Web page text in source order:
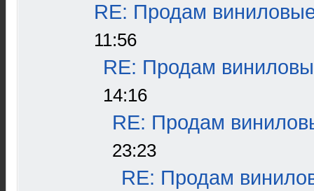
RE: Продам
11:56
RE: Продам
14:16
RE: Продам
23:23
RE: Продам